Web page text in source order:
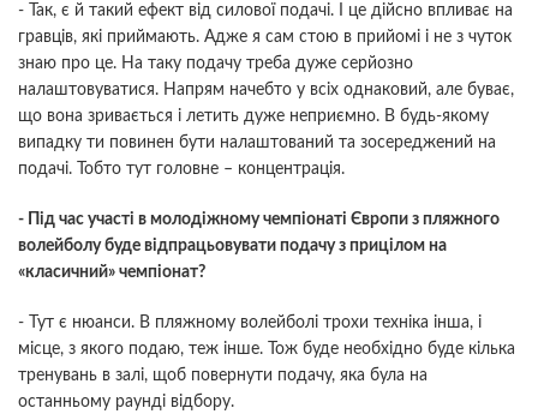
- Так, є й такий ефект від силової подачі. І це дійсно впливає на
гравців, які приймають. Адже я сам стою в прийомі і не з чуток
знаю про це. На таку подачу треба дуже серйозно
налаштовуватися. Напрям начебто у всіх однаковий, але буває,
що вона зривається і летить дуже неприємно. В будь-якому
випадку ти повинен бути налаштований та зосереджений на
подачі. Тобто тут головне – концентрація.
- Під час участі в молодіжному чемпіонаті Європи з пляжного
волейболу буде відпрацьовувати подачу з прицілом на
«класичний» чемпіонат?
- Тут є нюанси. В пляжному волейболі трохи техніка інша, і
місце, з якого подаю, теж інше. Тож буде необхідно буде кілька
тренувань в залі, щоб повернути подачу, яка була на
останньому раунді відбору.